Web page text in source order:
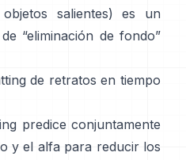
salientes) es un
“eliminación de fondo”
de retratos en tiempo
predice conjuntamente
y el alfa para reducir los